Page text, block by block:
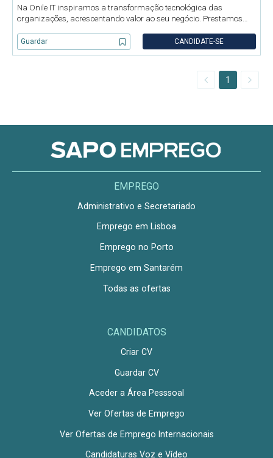
Na Onile IT inspiramos a transformação tecnológica das
organizações, acrescentando valor ao seu negócio. Prestamos
comunicações e eletrónica, intervindo em todo o ciclo de
desenvolvimento de proj
Guardar CANDIDATE-SE
1
EMPREGO
Administrativo e Secretariado
Emprego em Lisboa
Emprego no Porto
Emprego em Santarém
Todas as ofertas
CANDIDATOS
Criar CV
Guardar CV
Aceder a Área Pesssoal
Ver Ofertas de Emprego
Ver Ofertas de Emprego Internacionais
Candidaturas Voz e Vídeo